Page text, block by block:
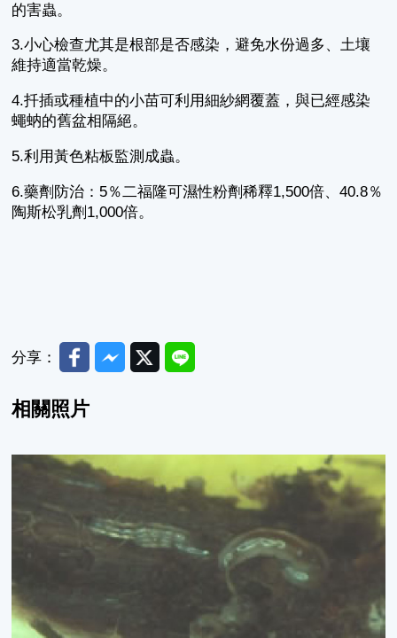
的害蟲。
3.小心檢查尤其是根部是否感染，避免水份過多、土壤
維持適當乾燥。
4.扦插或種植中的小苗可利用細紗網覆蓋，與已經感染
蠅蚋的舊盆相隔絕。
5.利用黃色粘板監測成蟲。
6.藥劑防治：5％二福隆可濕性粉劑稀釋1,500倍、40.8％
陶斯松乳劑1,000倍。
分享： FacebookMessenger
TwitterLine
相關照片